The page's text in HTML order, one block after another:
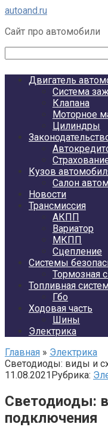
Перейти
контенту
autoand.ru
Сайт про автомобили
Двигатель
Система
Клапана
Моторное
Цилиндры
Кузов
Салон
Новости
Трансмиссия
АКПП
Вариатор
МКПП
Сцепление
Системы
Тормозная
Топливная
Гбо
Ходовая часть
Шины
Электрика
Главная » Электрика
Светодиоды: виды и
11.08.2021Рубрика:
Светодиоды:
подключения